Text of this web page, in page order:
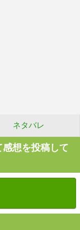
ネタバレ
想を投稿して